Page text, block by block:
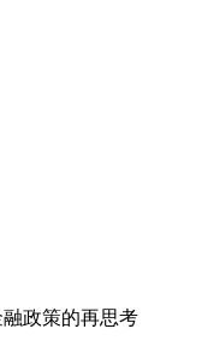
政策的再思考